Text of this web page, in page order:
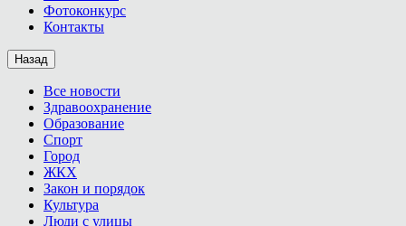
Фотоконкурс
Контакты
Назад
Все новости
Здравоохранение
Образование
Спорт
Город
ЖКХ
Закон и порядок
Культура
Люди с улицы